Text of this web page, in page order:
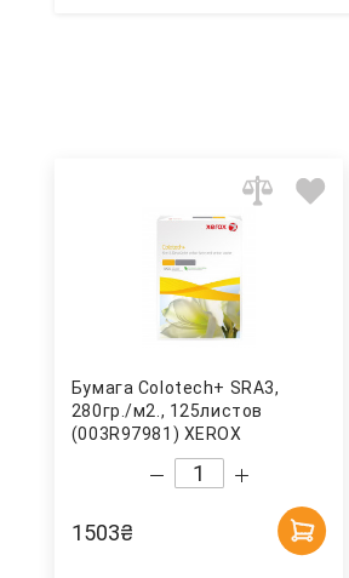
Бумага Colotech+ SRA3,
280гр./м2., 125листов
(003R97981) XEROX
1503₴